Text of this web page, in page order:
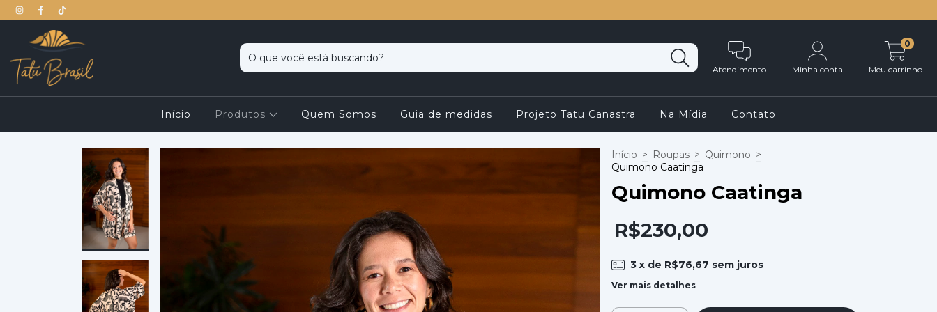
Atendimento Minha conta Meu carrinho
0
Início Produtos Quem Somos Guia de medidas Projeto Tatu Canastra Na Mídia Contato
Início > Roupas > Quimono >
Quimono Caatinga
Quimono Caatinga
R$230,00
3 x de R$76,67 sem juros
Ver mais detalhes